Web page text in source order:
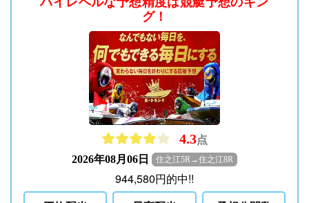
グ！
4.3点
2026年08月06日 住之江5R→住之江8R
944,580円的中!!